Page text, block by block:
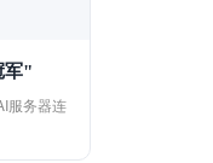
军"
服务器连